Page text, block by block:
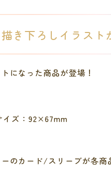
き下ろしイラスト
になった商品が登場！
イズ：92×67mm
のカード/スリーブが各商